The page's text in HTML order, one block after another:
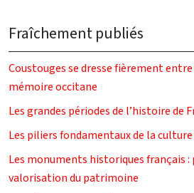
Fraîchement publiés
Coustouges se dresse fièrement
mémoire occitane
Les grandes périodes de l’histoire de
Les piliers fondamentaux de la
Les monuments historiques français
valorisation du patrimoine